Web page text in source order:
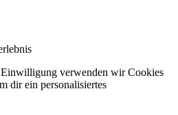
verwenden wir Cookies
dir ein personalisiertes